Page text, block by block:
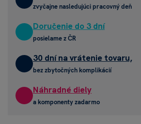
zvyčajne nasledujúci pracovný deň
Doručenie do 3 dní
posielame z ČR
30 dní na vrátenie tovaru,
bez zbytočných komplikácií
Náhradné diely
a komponenty zadarmo